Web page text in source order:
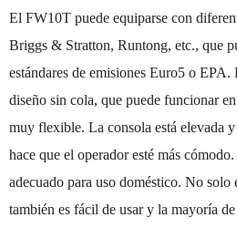
El FW10T puede equiparse con
Briggs & Stratton, Runtong, etc., que
estándares de emisiones Euro5 o EPA.
diseño sin cola, que puede funcionar
muy flexible. La consola está elevada
hace que el operador esté más
adecuado para uso doméstico. No solo
también es fácil de usar y la mayoría